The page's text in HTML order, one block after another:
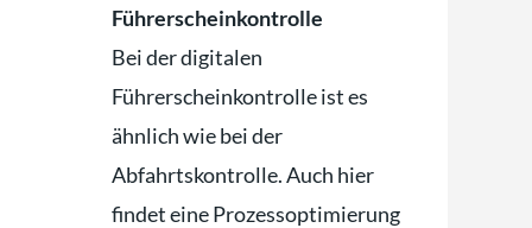
Führerscheinkontrolle
Bei der digitalen
Führerscheinkontrolle ist es
ähnlich wie bei der
Abfahrtskontrolle. Auch hier
findet eine Prozessoptimierung